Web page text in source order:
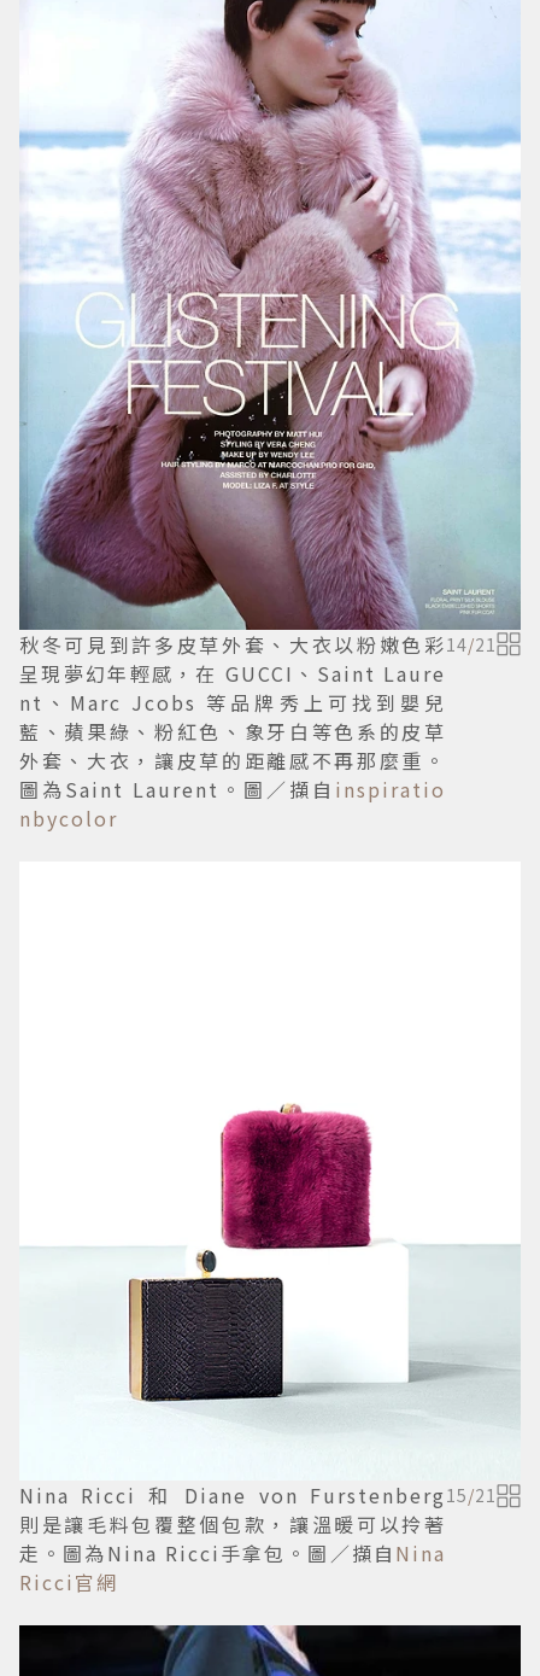
秋冬可見到許多皮草外套、大衣以粉嫩色彩
呈現夢幻年輕感，在 GUCCI、Saint Laure
nt、Marc Jcobs 等品牌秀上可找到嬰兒
藍、蘋果綠、粉紅色、象牙白等色系的皮草
外套、大衣，讓皮草的距離感不再那麼重。
圖為Saint Laurent。圖／擷自 inspiratio
nbycolor
14/21
Nina Ricci 和 Diane von Furstenberg
則是讓毛料包覆整個包款，讓溫暖可以拎著
走。圖為Nina Ricci手拿包。圖／擷自 Nina
Ricci官網
15/21